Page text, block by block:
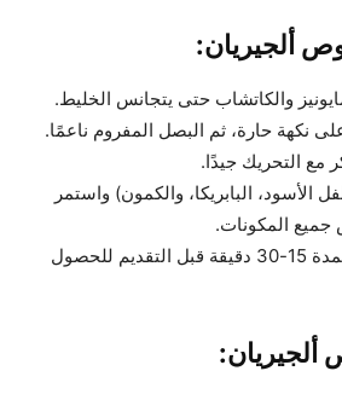
ألجيريان:
والكاتشاب حتى يتجانس الخليط.
نكهة حارة، ثم البصل المفروم ناعمًا.
مع التحريك جيدًا.
الأسود، البابريكا، والكمون) واستمر
المكونات.
ضع الصوص في الثلاجة لمدة 15-30 دقيقة قبل التقديم للحصول